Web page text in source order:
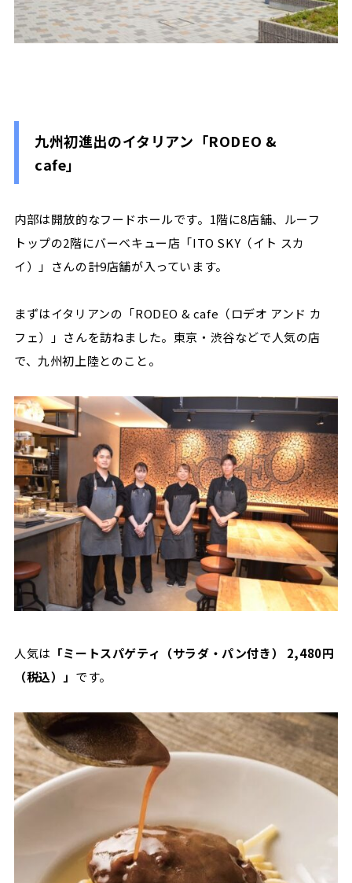
九州初進出のイタリアン「RODEO &
cafe」
内部は開放的なフードホールです。1階に8店舗、ルーフ
トップの2階にバーベキュー店「ITO SKY（イト スカ
イ）」さんの計9店舗が入っています。
まずはイタリアンの「RODEO & cafe（ロデオ アンド カ
フェ）」さんを訪ねました。東京・渋谷などで人気の店
で、九州初上陸とのこと。
人気は 「ミートスパゲティ（サラダ・パン付き） 2,480円
（税込）」 です。